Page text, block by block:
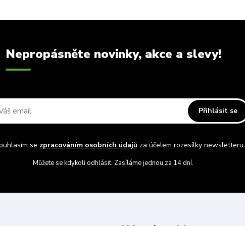
Nepropásněte novinky, akce a slevy!
Přihlásit se
se zpracováním osobních údajůza účelem rozesílky newsletteru.
Můžete se kdykoli odhlásit. Zasíláme jednou za 14 dní.